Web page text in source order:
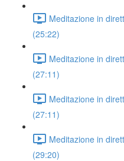
Meditazione in
(25:22)
Meditazione in
(27:11)
Meditazione in
(27:11)
Meditazione in
(29:20)